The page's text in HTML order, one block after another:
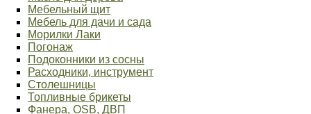
Мебельный щит
Мебель для дачи и сада
Морилки Лаки
Погонаж
Подоконники из сосны
Расходники, инструмент
Столешницы
Топливные брикеты
Фанера, OSB, ДВП